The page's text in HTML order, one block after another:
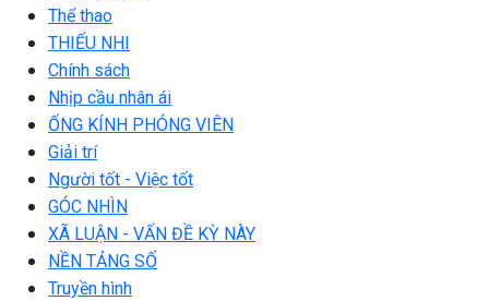
Thể thao
THIẾU NHI
Chính sách
Nhịp cầu nhân ái
ỐNG KÍNH PHÓNG VIÊN
Giải trí
Người tốt - Việc tốt
GÓC NHÌN
XÃ LUẬN - VẤN ĐỀ KỲ NÀY
NỀN TẢNG SỐ
Truyền hình